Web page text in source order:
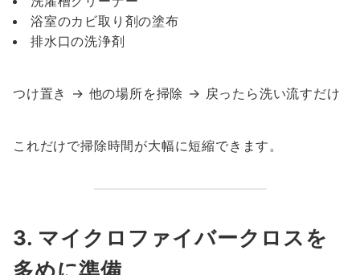
浴室のカビ取り剤の塗布
排水口の洗浄剤
つけ置き → 他の場所を掃除 → 戻ったら洗い流すだけ
これだけで掃除時間が大幅に短縮できます。
3. マイクロファイバークロスを
多めに準備